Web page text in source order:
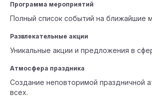
Программа мероприятий
Полный список событий на ближайшие
Развлекательные акции
Уникальные акции и предложения в
Атмосфера праздника
Создание неповторимой праздничной
всех.